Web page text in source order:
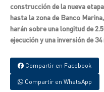
construcción de la nueva
hasta la zona de Banco
harán sobre una longitud de
ejecución y una inversión de
Compartir en Facebook
Compartir en WhatsApp